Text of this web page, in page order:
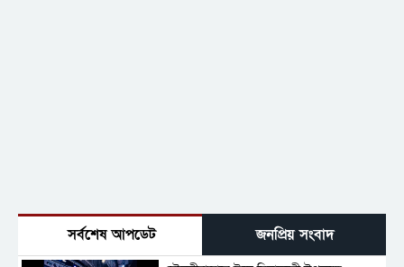
সর্বশেষ আপডেট জনপ্রিয় সংবাদ